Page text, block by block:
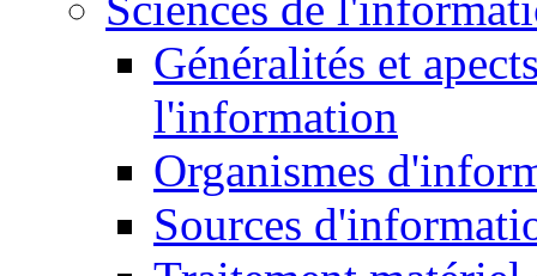
Généralités et
l'information
Organismes
Sources